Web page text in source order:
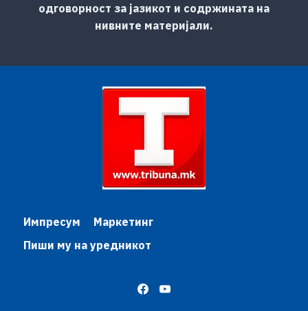
одговорност за јазикот и содржината на
нивните материјали.
Импресум
Маркетинг
Пиши му на уредникот